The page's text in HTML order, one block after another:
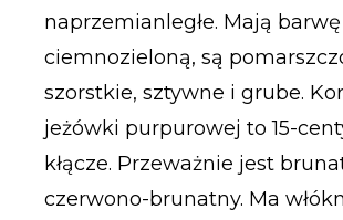
naprzemianległe. Mają barwę
ciemnozieloną, są
szorstkie, sztywne i grube.
jeżówki purpurowej to 15-
kłącze. Przeważnie jest
czerwono-brunatny. Ma